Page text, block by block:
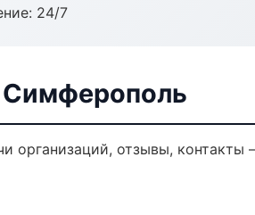
24/7
Симферополь
организаций, отзывы,